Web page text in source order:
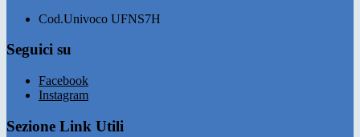
Cod.Univoco UFNS7H
Seguici su
Facebook
Instagram
Sezione Link Utili